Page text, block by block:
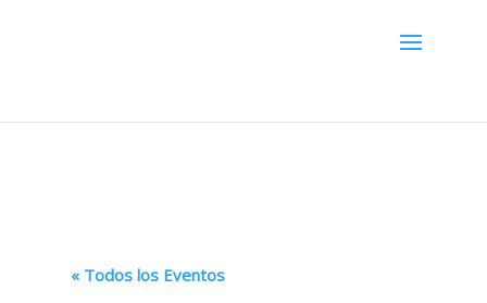
« Todos los Eventos